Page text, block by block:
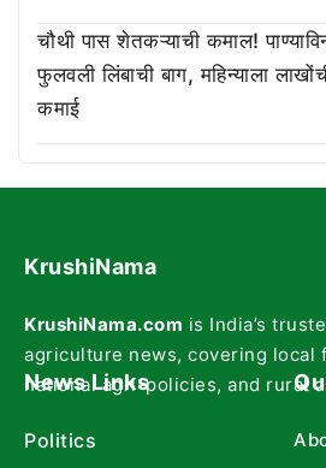
चौथी पास शेतकऱ्याची कमाल!
फुलवली लिंबाची बाग, महिन्याला
कमाई
KrushiNama
KrushiNama.com is India’s
agriculture news, covering local
national agri-policies, and rural
News Links
Politics